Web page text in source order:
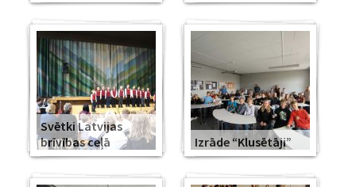
Svētki Latvijas
brīvības ceļā
Izrāde “Klusētāji”